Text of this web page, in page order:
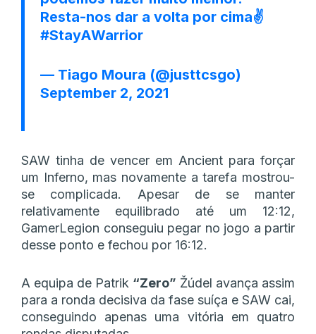
Resta-nos dar a volta por cima✌️
#StayAWarrior
— Tiago Moura (@justtcsgo)
September 2, 2021
SAW tinha de vencer em Ancient para forçar
um Inferno, mas novamente a tarefa mostrou-
se complicada. Apesar de se manter
relativamente equilibrado até um 12:12,
GamerLegion conseguiu pegar no jogo a partir
desse ponto e fechou por 16:12.
A equipa de Patrik “Zero” Žúdel avança assim
para a ronda decisiva da fase suíça e SAW cai,
conseguindo apenas uma vitória em quatro